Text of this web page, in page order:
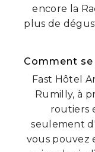
encore la
plus de
Comment
Fast Hôtel
Rumilly, à
routiers
seulement
vous pouvez